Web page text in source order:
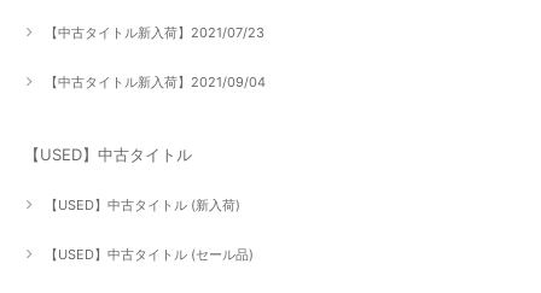
【中古タイトル新入荷】2021/07/23
【中古タイトル新入荷】2021/09/04
【USED】中古タイトル
【USED】中古タイトル (新入荷)
【USED】中古タイトル (セール品)